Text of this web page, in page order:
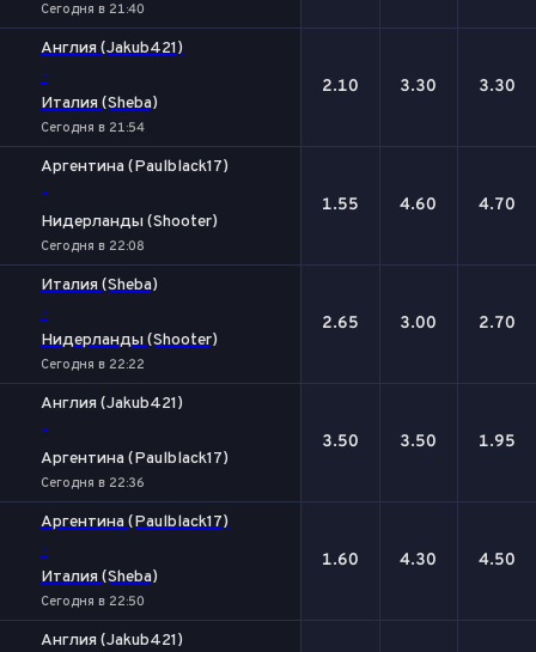
Сегодня в 21:40
Англия (Jakub421)
-
Италия (Sheba)
Сегодня в 21:54
2.10 3.30 3.30
Аргентина (Paulblack17)
-
Нидерланды (Shooter)
Сегодня в 22:08
1.55 4.60 4.70
Италия (Sheba)
-
Нидерланды (Shooter)
Сегодня в 22:22
2.65 3.00 2.70
Англия (Jakub421)
-
Аргентина (Paulblack17)
Сегодня в 22:36
3.50 3.50 1.95
Аргентина (Paulblack17)
-
Италия (Sheba)
Сегодня в 22:50
1.60 4.30 4.50
Англия (Jakub421)